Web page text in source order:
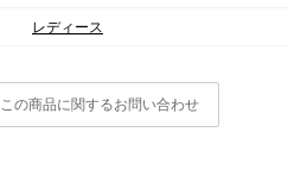
レディース
この商品に関するお問い合わせ